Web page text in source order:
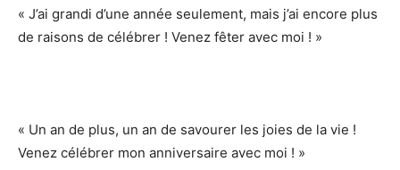
« J’ai grandi d’une année seulement, mais j’ai encore plus
de raisons de célébrer ! Venez fêter avec moi ! »
« Un an de plus, un an de savourer les joies de la vie !
Venez célébrer mon anniversaire avec moi ! »